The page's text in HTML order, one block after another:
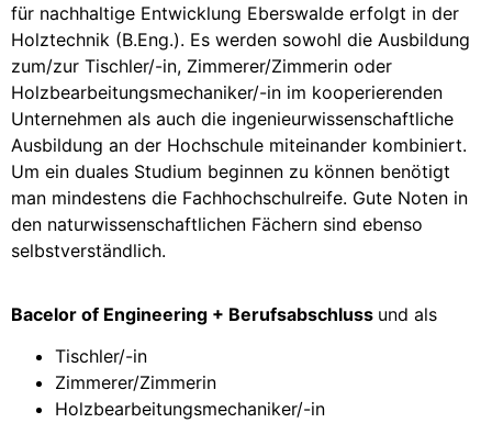
für nachhaltige Entwicklung Eberswalde erfolgt in der
Holztechnik (B.Eng.). Es werden sowohl die Ausbildung
zum/zur Tischler/-in, Zimmerer/Zimmerin oder
Holzbearbeitungsmechaniker/-in im kooperierenden
Unternehmen als auch die ingenieurwissenschaftliche
Ausbildung an der Hochschule miteinander kombiniert.
Um ein duales Studium beginnen zu können benötigt
man mindestens die Fachhochschulreife. Gute Noten in
den naturwissenschaftlichen Fächern sind ebenso
selbstverständlich.
Bacelor of Engineering + Berufsabschluss und als
Tischler/-in
Zimmerer/Zimmerin
Holzbearbeitungsmechaniker/-in